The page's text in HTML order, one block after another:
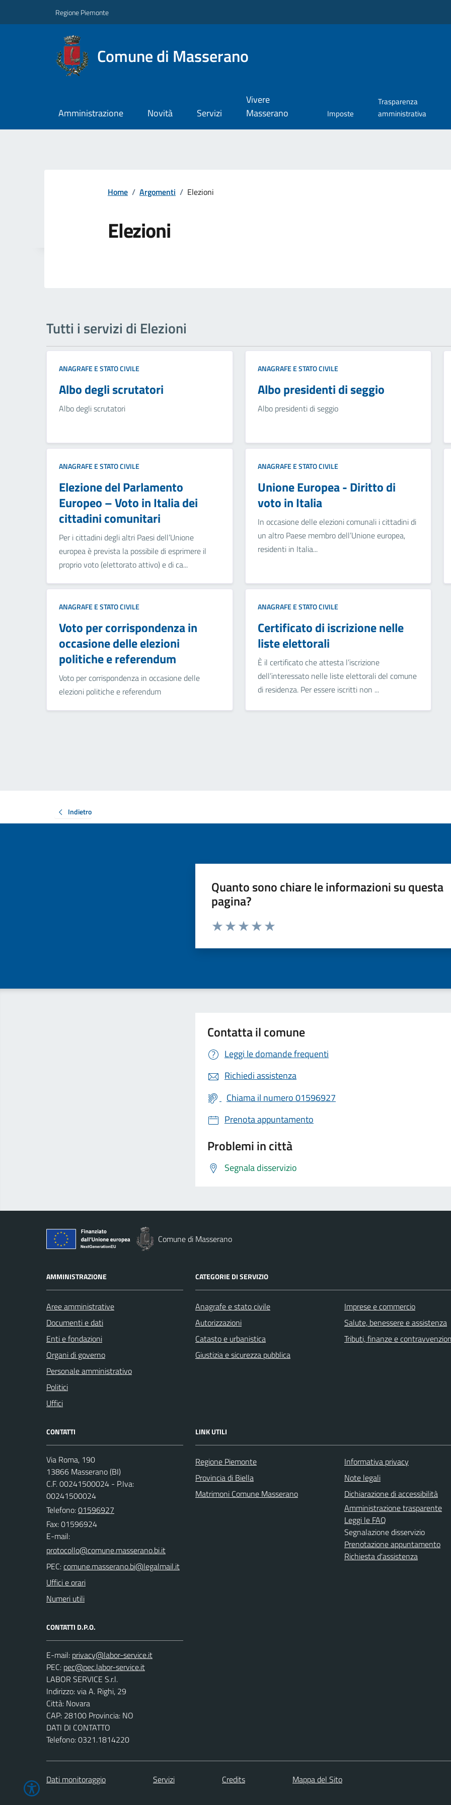
Regione Piemonte
Comune di Masserano
Amministrazione Novità Servizi
Vivere
Masserano
Imposte
Trasparenza
amministrativa
Home / Argomenti / Elezioni
Elezioni
Tutti i servizi di Elezioni
ANAGRAFE E STATO CIVILE
Albo degli scrutatori
Albo degli scrutatori
ANAGRAFE E STATO CIVILE
Albo presidenti di seggio
Albo presidenti di seggio
ANAGRAFE E STATO CIVILE
Elezione del Parlamento
Europeo – Voto in Italia dei
cittadini comunitari
Per i cittadini degli altri Paesi dell’Unione
europea è prevista la possibile di esprimere il
proprio voto (elettorato attivo) e di ca...
ANAGRAFE E STATO CIVILE
Unione Europea - Diritto di
voto in Italia
In occasione delle elezioni comunali i cittadini di
un altro Paese membro dell’Unione europea,
residenti in Italia...
ANAGRAFE E STATO CIVILE
Voto per corrispondenza in
occasione delle elezioni
politiche e referendum
Voto per corrispondenza in occasione delle
elezioni politiche e referendum
ANAGRAFE E STATO CIVILE
Certificato di iscrizione nelle
liste elettorali
È il certificato che attesta l’iscrizione
dell’interessato nelle liste elettorali del comune
di residenza. Per essere iscritti non ...
Indietro
Quanto sono chiare le informazioni su questa
pagina?
Valuta da 1 a 5 stelle la pagina
Contatta il comune
Leggi le domande frequenti
Richiedi assistenza
Chiama il numero 01596927
Prenota appuntamento
Problemi in città
Segnala disservizio
Comune di Masserano
AMMINISTRAZIONE
Aree amministrative
Documenti e dati
Enti e fondazioni
Organi di governo
Personale amministrativo
Politici
Uffici
CATEGORIE DI SERVIZIO
Anagrafe e stato civile
Autorizzazioni
Catasto e urbanistica
Giustizia e sicurezza pubblica
Imprese e commercio
Salute, benessere e assistenza
Tributi, finanze e
CONTATTI
Via Roma, 190
13866 Masserano (BI)
C.F. 00241500024 - P.Iva:
00241500024
Telefono:01596927
Fax: 01596924
E-mail:
PEC:
Uffici e orari
Numeri utili
CONTATTI D.P.O.
E-mail:
PEC:
LABOR SERVICE S.r.l.
Indirizzo: via A. Righi, 29
Città: Novara
CAP: 28100 Provincia: NO
DATI DI CONTATTO
Telefono: 0321.1814220
LINK UTILI
Regione Piemonte
Provincia di Biella
Matrimoni Comune Masserano
Informativa privacy
Note legali
Dichiarazione di accessibilità
Amministrazione trasparente
Leggi le FAQ
Segnalazione disservizio
Prenotazione appuntamento
Richiesta d'assistenza
Dati monitoraggio Servizi Credits Mappa del Sito